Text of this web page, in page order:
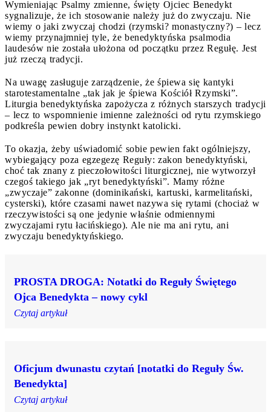
Wymieniając Psalmy zmienne, święty Ojciec Benedykt
sygnalizuje, że ich stosowanie należy już do zwyczaju. Nie
wiemy o jaki zwyczaj chodzi (rzymski? monastyczny?) – lecz
wiemy przynajmniej tyle, że benedyktyńska psalmodia
laudesów nie została ułożona od początku przez Regułę. Jest
już rzeczą tradycji.
Na uwagę zasługuje zarządzenie, że śpiewa się kantyki
starotestamentalne „tak jak je śpiewa Kościół Rzymski”.
Liturgia benedyktyńska zapożycza z różnych starszych tradycji
– lecz to wspomnienie imienne zależności od rytu rzymskiego
podkreśla pewien dobry instynkt katolicki.
To okazja, żeby uświadomić sobie pewien fakt ogólniejszy,
wybiegający poza egzegezę Reguły: zakon benedyktyński,
choć tak znany z pieczołowitości liturgicznej, nie wytworzył
czegoś takiego jak „ryt benedyktyński”. Mamy różne
„zwyczaje” zakonne (dominikański, kartuski, karmelitański,
cysterski), które czasami nawet nazywa się rytami (chociaż w
rzeczywistości są one jedynie właśnie odmiennymi
zwyczajami rytu łacińskiego). Ale nie ma ani rytu, ani
zwyczaju benedyktyńskiego.
PROSTA DROGA: Notatki do Reguły Świętego
Ojca Benedykta – nowy cykl
Czytaj artykuł
Oficjum dwunastu czytań [notatki do Reguły Św.
Benedykta]
Czytaj artykuł